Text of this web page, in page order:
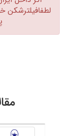
لطفافیلترشکن